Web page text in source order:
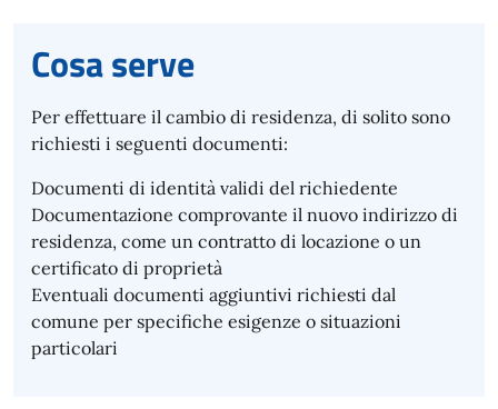
Cosa serve
Per effettuare il cambio di residenza, di solito sono
richiesti i seguenti documenti:
Documenti di identità validi del richiedente
Documentazione comprovante il nuovo indirizzo di
residenza, come un contratto di locazione o un
certificato di proprietà
Eventuali documenti aggiuntivi richiesti dal
comune per specifiche esigenze o situazioni
particolari